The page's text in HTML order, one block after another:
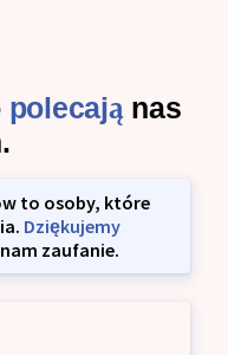
polecająnas
to osoby, które
Dziękujemy
zaufanie.